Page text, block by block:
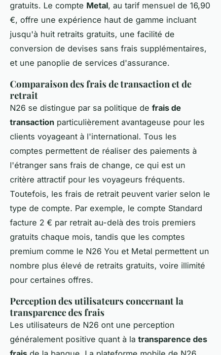
gratuits. Le compte Metal, au tarif mensuel de 16,90
€, offre une expérience haut de gamme incluant
jusqu'à huit retraits gratuits, une facilité de
conversion de devises sans frais supplémentaires,
et une panoplie de services d'assurance.
Comparaison des frais de transaction et de
retrait
N26 se distingue par sa politique de frais de
transaction particulièrement avantageuse pour les
clients voyageant à l'international. Tous les
comptes permettent de réaliser des paiements à
l'étranger sans frais de change, ce qui est un
critère attractif pour les voyageurs fréquents.
Toutefois, les frais de retrait peuvent varier selon le
type de compte. Par exemple, le compte Standard
facture 2 € par retrait au-delà des trois premiers
gratuits chaque mois, tandis que les comptes
premium comme le N26 You et Metal permettent un
nombre plus élevé de retraits gratuits, voire illimité
pour certaines offres.
Perception des utilisateurs concernant la
transparence des frais
Les utilisateurs de N26 ont une perception
généralement positive quant à la transparence des